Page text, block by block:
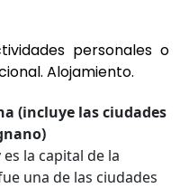
personales o
Alojamiento.
(incluye las ciudades
la capital de la
una de las ciudades